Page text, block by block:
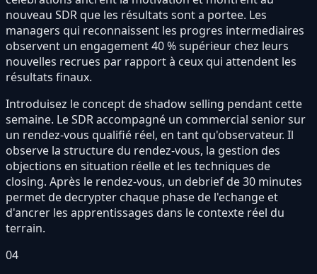
nouveau SDR que les résultats sont a portee. Les
managers qui reconnaissent les progres intermediaires
observent un engagement 40 % supérieur chez leurs
nouvelles recrues par rapport à ceux qui attendent les
résultats finaux.
Introduisez le concept de shadow selling pendant cette
semaine. Le SDR accompagné un commercial senior sur
un rendez-vous qualifié réel, en tant qu'observateur. Il
observe la structure du rendez-vous, la gestion des
objections en situation réelle et les techniques de
closing. Après le rendez-vous, un debrief de 30 minutes
permet de decrypter chaque phase de l'echange et
d'ancrer les apprentissages dans le contexte réel du
terrain.
04